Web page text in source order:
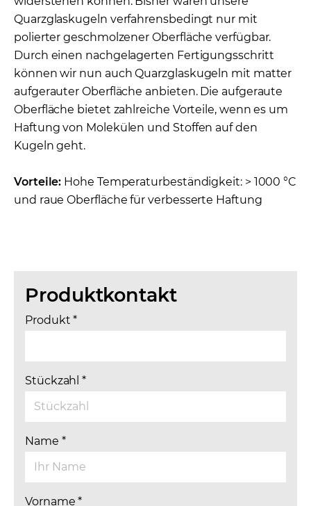
Quarzglaskugeln verfahrensbedingt nur mit
polierter geschmolzener Oberfläche verfügbar.
Durch einen nachgelagerten Fertigungsschritt
können wir nun auch Quarzglaskugeln mit matter
aufgerauter Oberfläche anbieten. Die aufgeraute
Oberfläche bietet zahlreiche Vorteile, wenn es um
Haftung von Molekülen und Stoffen auf den
Kugeln geht.
Vorteile: Hohe Temperaturbeständigkeit: > 1000 °C
und raue Oberfläche für verbesserte Haftung
Produktkontakt
Produkt*
Stückzahl*
Name *
Vorname*